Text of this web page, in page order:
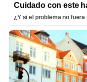
Cuidado con este
¿Y si el problema no